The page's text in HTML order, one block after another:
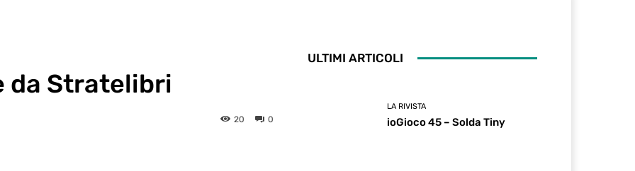
da Stratelibri
0
20
ULTIMI ARTICOLI
LA RIVISTA
ioGioco 45 – Solda Tiny